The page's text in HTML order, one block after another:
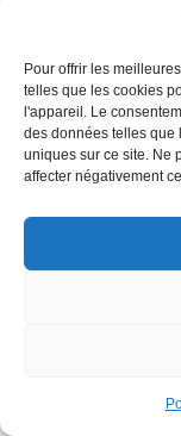
Pour offrir les
telles que les cookies
l'appareil. Le
des données telles que
uniques sur ce site. Ne
affecter négativement
rendez-vous sur
octobre- Lyon
Indépendants :